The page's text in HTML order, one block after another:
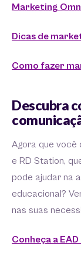
Marketing
Dicas de
Como fazer
Descubra
Agora que você
e RD Station,
pode ajudar na
educacional?
nas suas
Conheça a